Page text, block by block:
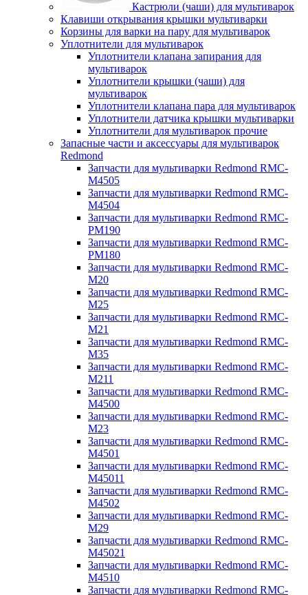
Кастрюли (чаши) для мультиварок
Клавиши открывания крышки мультиварки
Корзины для варки на пару для мультиварок
Уплотнители для мультиварок
Уплотнители клапана запирания для
мультиварок
Уплотнители крышки (чаши) для
мультиварок
Уплотнители клапана пара для мультиварок
Уплотнители датчика крышки мультиварки
Уплотнители для мультиварок прочие
Запасные части и аксессуары для мультиварок
Redmond
Запчасти для мультиварки Redmond RMC-
M4505
Запчасти для мультиварки Redmond RMC-
M4504
Запчасти для мультиварки Redmond RMC-
PM190
Запчасти для мультиварки Redmond RMC-
PM180
Запчасти для мультиварки Redmond RMC-
M20
Запчасти для мультиварки Redmond RMC-
M25
Запчасти для мультиварки Redmond RMC-
M21
Запчасти для мультиварки Redmond RMC-
M35
Запчасти для мультиварки Redmond RMC-
M211
Запчасти для мультиварки Redmond RMC-
M4500
Запчасти для мультиварки Redmond RMC-
M23
Запчасти для мультиварки Redmond RMC-
M4501
Запчасти для мультиварки Redmond RMC-
M45011
Запчасти для мультиварки Redmond RMC-
M4502
Запчасти для мультиварки Redmond RMC-
M29
Запчасти для мультиварки Redmond RMC-
M45021
Запчасти для мультиварки Redmond RMC-
M4510
Запчасти для мультиварки Redmond RMC-